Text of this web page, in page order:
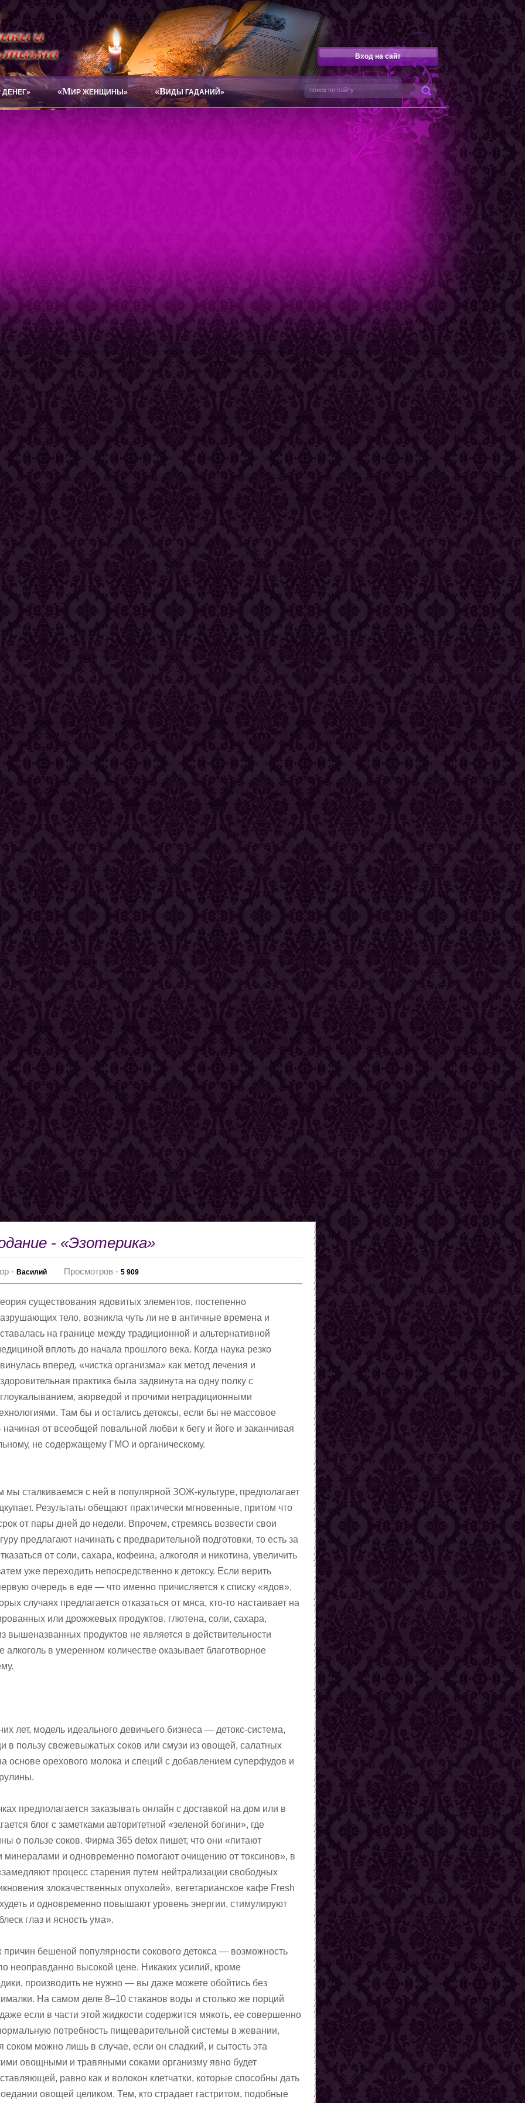
Вход на сайт
ДЕНЕГ» «МИР ЖЕНЩИНЫ» «ВИДЫ ГАДАНИЙ»
- «Эзотерика»
-Василий Просмотров -5 909
существования ядовитых элементов, постепенно
тело, возникла чуть ли не в античные времена и
на границе между традиционной и альтернативной
вплоть до начала прошлого века. Когда наука резко
вперед, «чистка организма» как метод лечения и
практика была задвинута на одну полку с
аюрведой и прочими нетрадиционными
Там бы и остались детоксы, если бы не массовое
от всеобщей повальной любви к бегу и йоге и заканчивая
не содержащему ГМО и органическому.
мы сталкиваемся с ней в популярной ЗОЖ-культуре, предполагает
Результаты обещают практически мгновенные, притом что
от пары дней до недели. Впрочем, стремясь возвести свои
предлагают начинать с предварительной подготовки, то есть за
от соли, сахара, кофеина, алкоголя и никотина, увеличить
уже переходить непосредственно к детоксу. Если верить
очередь в еде — что именно причисляется к списку «ядов»,
случаях предлагается отказаться от мяса, кто-то настаивает на
или дрожжевых продуктов, глютена, соли, сахара,
продуктов не является в действительности
в умеренном количестве оказывает благотворное
лет, модель идеального девичьего бизнеса — детокс-система,
в пользу свежевыжатых соков или смузи из овощей, салатных
основе орехового молока и специй с добавлением суперфудов и
предполагается заказывать онлайн с доставкой на дом или в
блог с заметками авторитетной «зеленой богини», где
о пользе соков. Фирма 365 detox пишет, что они «питают
и одновременно помогают очищению от токсинов», в
процесс старения путем нейтрализации свободных
злокачественных опухолей», вегетарианское кафе Fresh
и одновременно повышают уровень энергии, стимулируют
глаз и ясность ума».
бешеной популярности сокового детокса — возможность
неоправданно высокой цене. Никаких усилий, кроме
производить не нужно — вы даже можете обойтись без
На самом деле 8–10 стаканов воды и столько же порций
если в части этой жидкости содержится мякоть, ее совершенно
потребность пищеварительной системы в жевании,
соком можно лишь в случае, если он сладкий, и сытость эта
овощными и травяными соками организму явно будет
равно как и волокон клетчатки, которые способны дать
овощей целиком. Тем, кто страдает гастритом, подобные